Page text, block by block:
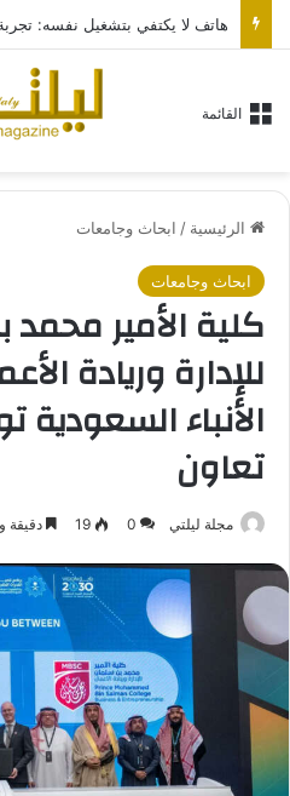
القائمة
الرئيسية / ابحاث وجامعات
ابحاث وجامعات
كلية الأمير
للإدارة وريادة
الأنباء السعودية
تعاون
مجلة ليلتي 0
19 دقيقة